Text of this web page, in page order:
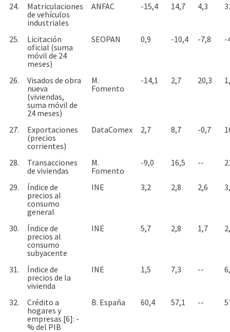
24.
Matriculaciones
de vehículos
industriales
ANFAC -15,4 14,7 4,3
25.
Licitación
oficial (suma
móvil de 24
meses)
SEOPAN 0,9 -10,4 -7,8 -
26.
Visados de obra
nueva
(viviendas,
suma móvil de
24 meses)
M.
Fomento
-14,1 2,7 20,3
27.
Exportaciones
(precios
corrientes)
DataComex 2,7 8,7 -0,7
28.
Transacciones
de viviendas
M.
Fomento
-9,0 16,5 --
29.
Índice de
precios al
consumo
general
INE 3,2 2,8 2,6
30.
Índice de
precios al
consumo
subyacente
INE 5,7 2,8 1,7
31.
Índice de
precios de la
vivienda
INE 1,5 7,3 --
32.
Crédito a
hogares y
empresas [6]: -
% del PIB
B. España 60,4 57,1 --